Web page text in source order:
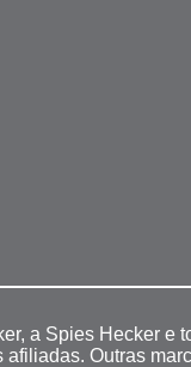
a Spies Hecker e
afiliadas. Outras